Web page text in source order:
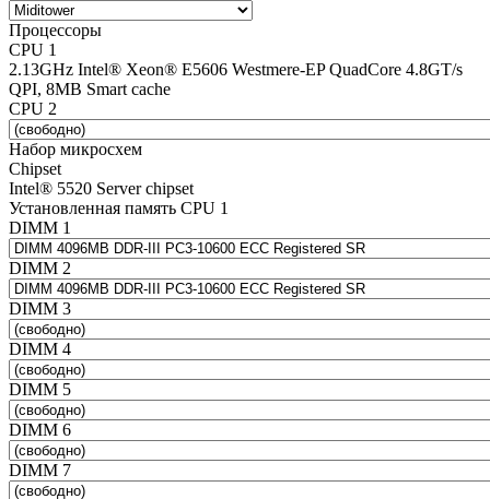
Процессоры
CPU 1
2.13GHz Intel® Xeon® E5606 Westmere-EP QuadCore 4.8GT/s
QPI, 8MB Smart cache
CPU 2
Набор микросхем
Chipset
Intel® 5520 Server chipset
Установленная память CPU 1
DIMM 1
DIMM 2
DIMM 3
DIMM 4
DIMM 5
DIMM 6
DIMM 7